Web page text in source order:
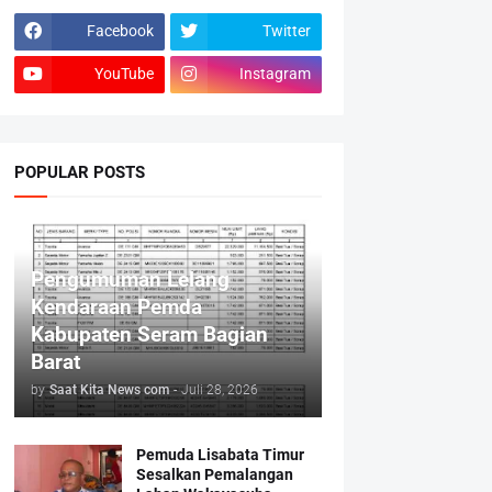
Facebook Twitter
YouTube Instagram
POPULAR POSTS
Pengumuman Lelang
Kendaraan Pemda
Kabupaten Seram Bagian
Barat
by Saat Kita News com - Juli 28, 2026
Pemuda Lisabata Timur
Sesalkan Pemalangan